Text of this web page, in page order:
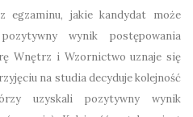
egzaminu, jakie kandydat może
wynik postępowania
Wnętrz i Wzornictwo uznaje się
na studia decyduje kolejność
uzyskali pozytywny wynik